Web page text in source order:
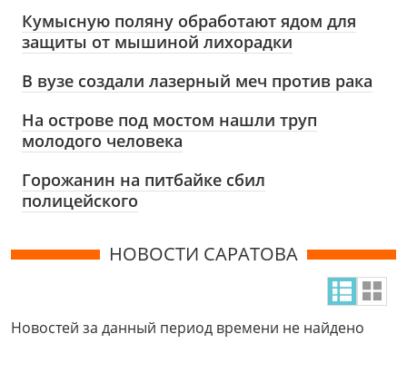
Кумысную поляну обработают ядом для
защиты от мышиной лихорадки
В вузе создали лазерный меч против рака
На острове под мостом нашли труп
молодого человека
Горожанин на питбайке сбил
полицейского
НОВОСТИ САРАТОВА
Новостей за данный период времени не найдено